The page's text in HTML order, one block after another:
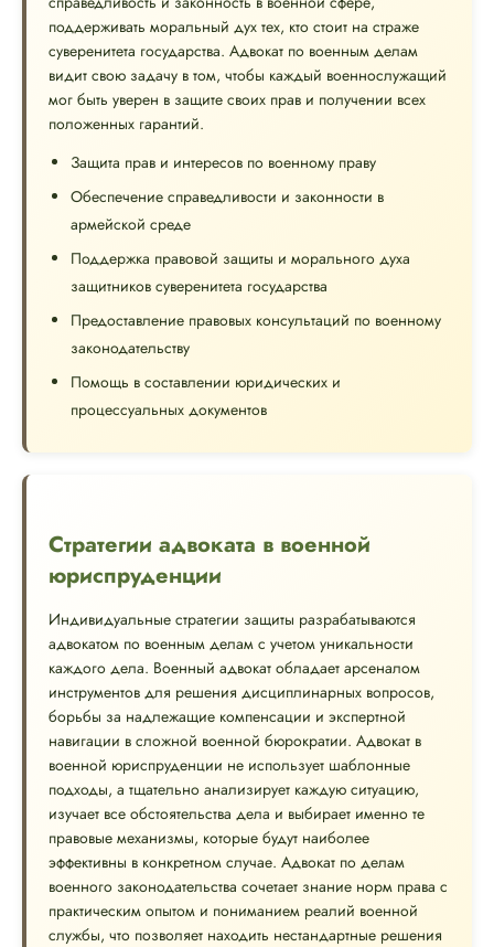
поддерживать моральный дух тех, кто стоит на страже
суверенитета государства. Адвокат по военным делам
видит свою задачу в том, чтобы каждый военнослужащий
мог быть уверен в защите своих прав и получении всех
положенных гарантий.
Защита прав и интересов по военному праву
Обеспечение справедливости и законности в
армейской среде
Поддержка правовой защиты и морального духа
защитников суверенитета государства
Предоставление правовых консультаций по военному
законодательству
Помощь в составлении юридических и
процессуальных документов
Стратегии адвоката в военной
юриспруденции
Индивидуальные стратегии защиты разрабатываются
адвокатом по военным делам с учетом уникальности
каждого дела. Военный адвокат обладает арсеналом
инструментов для решения дисциплинарных вопросов,
борьбы за надлежащие компенсации и экспертной
навигации в сложной военной бюрократии. Адвокат в
военной юриспруденции не использует шаблонные
подходы, а тщательно анализирует каждую ситуацию,
изучает все обстоятельства дела и выбирает именно те
правовые механизмы, которые будут наиболее
эффективны в конкретном случае. Адвокат по делам
военного законодательства сочетает знание норм права с
практическим опытом и пониманием реалий военной
службы, что позволяет находить нестандартные решения